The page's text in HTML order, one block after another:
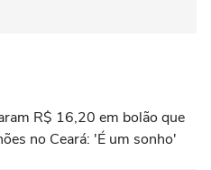
R$ 16,20 em bolão que
no Ceará: 'É um sonho'